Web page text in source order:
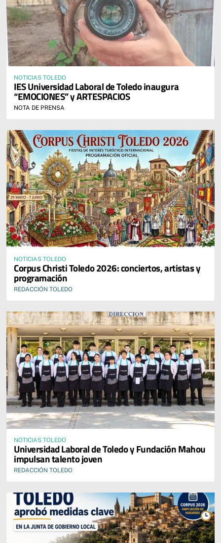
NOTICIAS TOLEDO
IES Universidad Laboral de Toledo inaugura
“EMOCIONES” y ARTESPACIOS
NOTA DE PRENSA
NOTICIAS TOLEDO
Corpus Christi Toledo 2026: conciertos, artistas y
programación
REDACCIÓN TOLEDO
NOTICIAS TOLEDO
Universidad Laboral de Toledo y Fundación Mahou
impulsan talento joven
REDACCIÓN TOLEDO